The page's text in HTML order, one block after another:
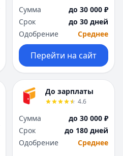
Оренбург
П
Пенза
Пермь
Р
Ростов-на-Дону
Рязань
С
Самара
Санкт-Петербург
Саратов
Оренбург
П
Пенза
Пермь
Р
Ростов-на-Дону
Рязань
С
Самара
Санкт-Петербург
Саратов
Сумма
до 30 000 ₽
Срок
до 30 дней
Одобрение
Среднее
Перейти на сайт
До зарплаты
4.6
Сумма
до 30 000 ₽
Срок
до 180 дней
Одобрение
Среднее